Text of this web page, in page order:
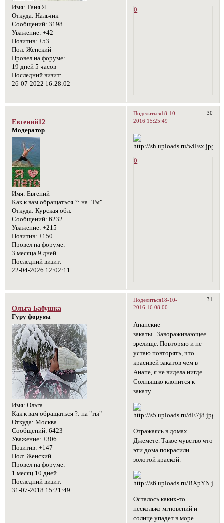
Имя: Таня Я
Откуда: Нальчик
Сообщений: 3198
Уважение: +42
Позитив: +53
Пол: Женский
Провел на форуме:
19 дней 5 часов
Последний визит:
26-07-2022 16:28:02
0
Поделиться 30
18-10-
2016 15:25:49
Евгений12
Модератор
Имя: Евгений
Как к вам обращаться ?: на "Ты"
Откуда: Курская обл.
Сообщений: 6232
Уважение: +215
Позитив: +150
Провел на форуме:
3 месяца 9 дней
Последний визит:
22-04-2026 12:02:11
0
Поделиться 31
18-10-
2016 16:08:00
Ольга Бабушка
Гуру форума
Имя: Ольга
Как к вам обращаться ?: на "ты"
Откуда: Москва
Сообщений: 6423
Уважение: +306
Позитив: +147
Пол: Женский
Провел на форуме:
1 месяц 10 дней
Последний визит:
31-07-2018 15:21:49
Анапские
закаты...Завораживающее
зрелище. Повторяю и не
устаю повторять, что
красивей закатов чем в
Анапе, я не видела нигде.
Солнышко клонится к
закату.
Отражаясь в домах
Джемете. Такое чувство что
эти дома покрасили
золотой краской.
Осталось каких-то
несколько мгновений и
солнце упадет в море.